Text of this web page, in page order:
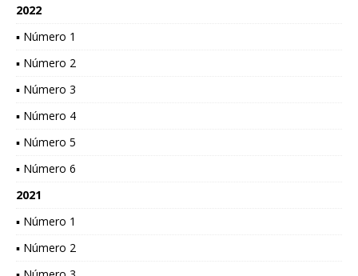
2022
▪ Número 1
▪ Número 2
▪ Número 3
▪ Número 4
▪ Número 5
▪ Número 6
2021
▪ Número 1
▪ Número 2